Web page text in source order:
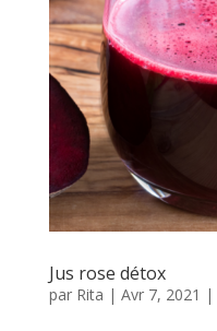
Jus rose détox
par Rita | Avr 7, 2021 |